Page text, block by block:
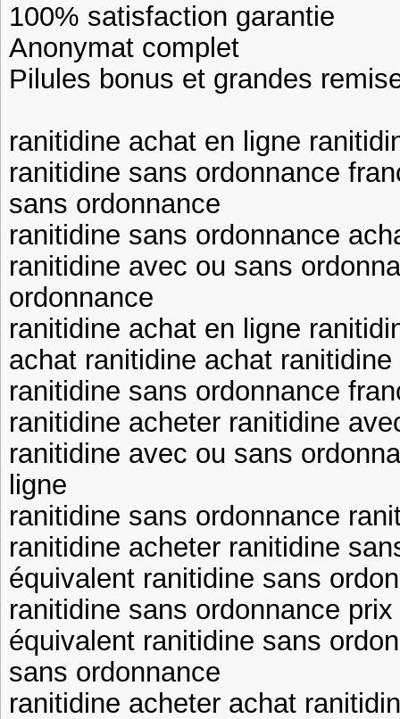
100% satisfaction garantie
Anonymat complet
Pilules bonus et grandes
ranitidine achat en ligne
ranitidine sans ordonnance
sans ordonnance
ranitidine sans ordonnance
ranitidine avec ou sans
ordonnance
ranitidine achat en ligne
achat ranitidine achat ranitidine
ranitidine sans ordonnance
ranitidine acheter ranitidine
ranitidine avec ou sans
ligne
ranitidine sans ordonnance
ranitidine acheter ranitidine
équivalent ranitidine sans
ranitidine sans ordonnance
équivalent ranitidine sans
sans ordonnance
ranitidine acheter achat